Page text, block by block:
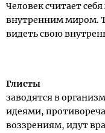
Человек считает
внутренним миром.
видеть свою
Глисты
заводятся в
идеями,
воззрениям, идут